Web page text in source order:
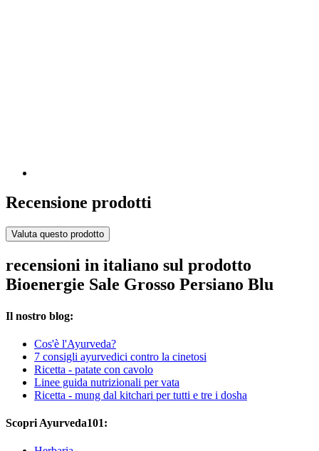
Recensione prodotti
Valuta questo prodotto
recensioni in italiano sul prodotto
Bioenergie Sale Grosso Persiano Blu
Il nostro blog:
Cos'è l'Ayurveda?
7 consigli ayurvedici contro la cinetosi
Ricetta - patate con cavolo
Linee guida nutrizionali per vata
Ricetta - mung dal kitchari per tutti e tre i dosha
Scopri Ayurveda101: